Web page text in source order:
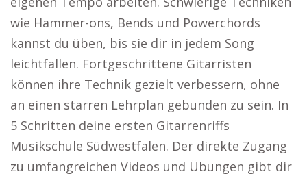
wie Hammer-ons, Bends und Powerchords
kannst du üben, bis sie dir in jedem Song
leichtfallen. Fortgeschrittene Gitarristen
können ihre Technik gezielt verbessern, ohne
an einen starren Lehrplan gebunden zu sein. In
5 Schritten deine ersten Gitarrenriffs
Musikschule Südwestfalen. Der direkte Zugang
zu umfangreichen Videos und Übungen gibt dir